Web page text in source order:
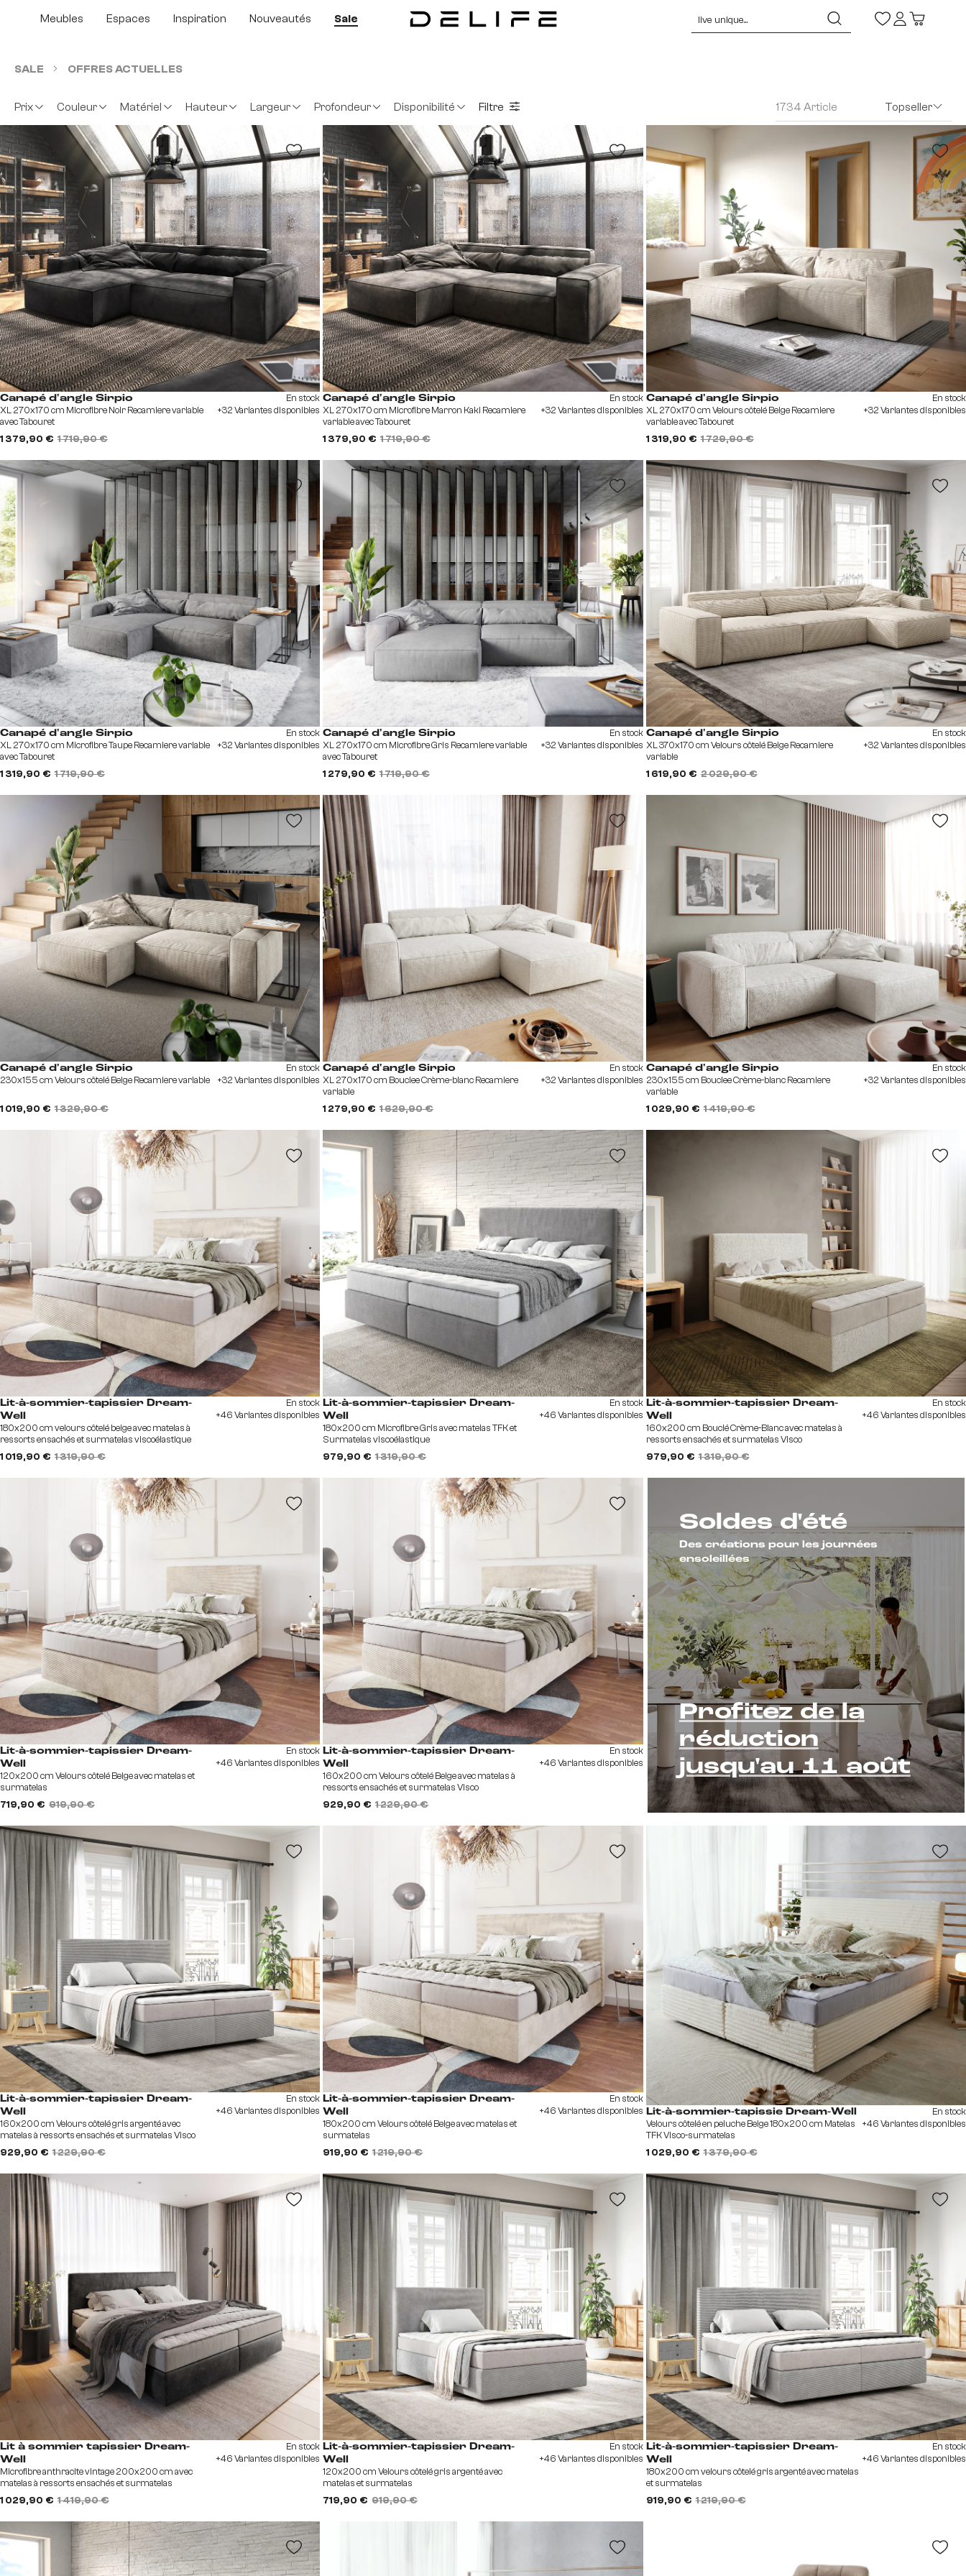
au contenu principal
Passer à la recherche
Passer à la navigation principale
Meubles Espaces Inspiration Nouveautés Sale
SALE OFFRES ACTUELLES
Prix Couleur Matériel Hauteur Largeur Profondeur Disponibilité Filtre 1734 Article Topseller
Soldes d'été
Des créations pour les journées
ensoleillées
Profitez de la
réduction
jusqu'au 11 août
Canapé d'angle Sirpio
XL 270x170 cm Microfibre Noir Recamiere variable
avec Tabouret
1 379,90 € 1 719,90 €
En stock
+32 Variantes disponibles
Canapé d'angle Sirpio
XL 270x170 cm Microfibre Marron Kaki Recamiere
variable avec Tabouret
1 379,90 € 1 719,90 €
En stock
+32 Variantes disponibles
Canapé d'angle Sirpio
XL 270x170 cm Velours côtelé Beige Recamiere
variable avec Tabouret
1 319,90 € 1 729,90 €
En stock
+32 Variantes disponibles
Canapé d'angle Sirpio
XL 270x170 cm Microfibre Taupe Recamiere variable
avec Tabouret
1 319,90 € 1 719,90 €
En stock
+32 Variantes disponibles
Canapé d'angle Sirpio
XL 270x170 cm Microfibre Gris Recamiere variable
avec Tabouret
1 279,90 € 1 719,90 €
En stock
+32 Variantes disponibles
Canapé d'angle Sirpio
XL 370x170 cm Velours côtelé Beige Recamiere
variable
1 619,90 € 2 029,90 €
En stock
+32 Variantes disponibles
Canapé d'angle Sirpio
230x155 cm Velours côtelé Beige Recamiere variable
1 019,90 € 1 329,90 €
En stock
+32 Variantes disponibles
Canapé d'angle Sirpio
XL 270x170 cm Bouclee Crème-blanc Recamiere
variable
1 279,90 € 1 629,90 €
En stock
+32 Variantes disponibles
Canapé d'angle Sirpio
230x155 cm Bouclee Crème-blanc Recamiere
variable
1 029,90 € 1 419,90 €
En stock
+32 Variantes disponibles
Lit-à-sommier-tapissier Dream-
Well
180x200 cm velours côtelé beige avec matelas à
ressorts ensachés et surmatelas viscoélastique
1 019,90 € 1 319,90 €
En stock
+46 Variantes disponibles
Lit-à-sommier-tapissier Dream-
Well
180x200 cm Microfibre Gris avec matelas TFK et
Surmatelas viscoélastique
979,90 € 1 319,90 €
En stock
+46 Variantes disponibles
Lit-à-sommier-tapissier Dream-
Well
160x200 cm Bouclé Crème-Blanc avec matelas à
ressorts ensachés et surmatelas Visco
979,90 € 1 319,90 €
En stock
+46 Variantes disponibles
Lit-à-sommier-tapissier Dream-
Well
120x200 cm Velours côtelé Beige avec matelas et
surmatelas
719,90 € 919,90 €
En stock
+46 Variantes disponibles
Lit-à-sommier-tapissier Dream-
Well
160x200 cm Velours côtelé Beige avec matelas à
ressorts ensachés et surmatelas Visco
929,90 € 1 229,90 €
En stock
+46 Variantes disponibles
Lit-à-sommier-tapissier Dream-
Well
160x200 cm Velours côtelé gris argenté avec
matelas à ressorts ensachés et surmatelas Visco
929,90 € 1 229,90 €
En stock
+46 Variantes disponibles
Lit-à-sommier-tapissier Dream-
Well
180x200 cm Velours côtelé Beige avec matelas et
surmatelas
919,90 € 1 219,90 €
En stock
+46 Variantes disponibles Lit-à-sommier-tapissie Dream-Well
Velours côtelé en peluche Beige 180x200 cm Matelas
TFK Visco-surmatelas
1 029,90 € 1 379,90 €
En stock
+46 Variantes disponibles
Lit à sommier tapissier Dream-
Well
Microfibre anthracite vintage 200x200 cm avec
matelas à ressorts ensachés et surmatelas
viscoélastique
1 029,90 € 1 419,90 €
En stock
+46 Variantes disponibles
Lit-à-sommier-tapissier Dream-
Well
120x200 cm Velours côtelé gris argenté avec
matelas et surmatelas
719,90 € 919,90 €
En stock
+46 Variantes disponibles
Lit-à-sommier-tapissier Dream-
Well
180x200 cm velours côtelé gris argenté avec matelas
et surmatelas
919,90 € 1 219,90 €
En stock
+46 Variantes disponibles